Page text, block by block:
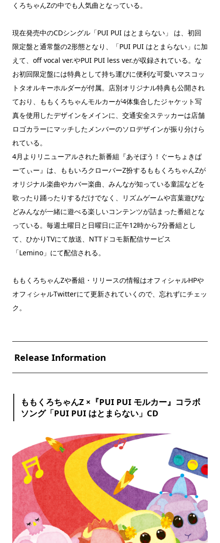
くろちゃんZの中でも人気曲となっている。
現在発売中のCDシングル「PUI PUI はとまらない」 は、初回
限定盤と通常盤の2形態となり、「PUI PUI はとまらない」に加
えて、off vocal ver.やPUI PUI less ver.が収録されている。な
お初回限定盤には特典として持ち運びに便利な可愛いマスコッ
トタオルキーホルダーが付属。店別オリジナル特典も公開され
ており、ももくろちゃんモルカーが4体集合したジャケット写
真を使用したデザインをメインに、交通安全ステッカーは店舗
ロゴカラーにマッチしたメンバーのソロデザインが振り分けら
れている。
4月よりリニューアルされた新番組『あそぼう！ぐーちょきぱ
ーてぃー』は、ももいろクローバーZ扮するももくろちゃんZが
オリジナル楽曲やカバー楽曲、みんなが知っている童謡などを
歌ったり踊ったりするだけでなく、リズムゲームや言葉遊びな
どみんなが一緒に遊べる楽しいコンテンツが詰まった番組とな
っている。毎週土曜日と日曜日に正午12時から7分番組とし
て、ひかりTVにて放送、NTTドコモ新配信サービス
「Lemino」にて配信される。
ももくろちゃんZや番組・リリースの情報はオフィシャルHPや
オフィシャルTwitterにて更新されていくので、忘れずにチェッ
ク。
Release Information
ももくろちゃんZ ×『PUI PUI モルカー』コラボ
ソング「PUI PUI はとまらない」CD